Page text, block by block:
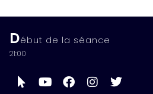
Début de la séance
21:00